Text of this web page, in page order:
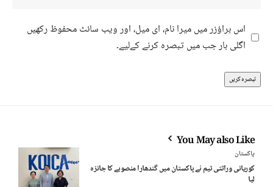
اس براؤزر میں میرا نام، ای میل، اور ویب سائٹ محفوظ رکھیں
اگلی بار جب میں تبصرہ کرنے کےلیے۔
You May also Like
پاکستان
کوریائی وراثتی ٹیم نے پاکستان میں گندھارا منصوبے کا جائزہ
لیا